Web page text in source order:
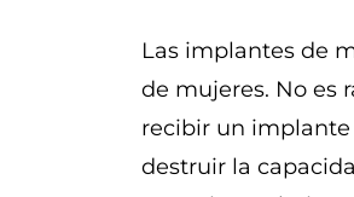
Las implantes de
de mujeres. No es
recibir un
destruir la